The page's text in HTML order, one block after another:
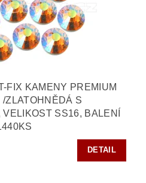
FIX KAMENY PREMIUM
/ZLATOHNĚDÁ S
SS16, BALENÍ
DETAIL